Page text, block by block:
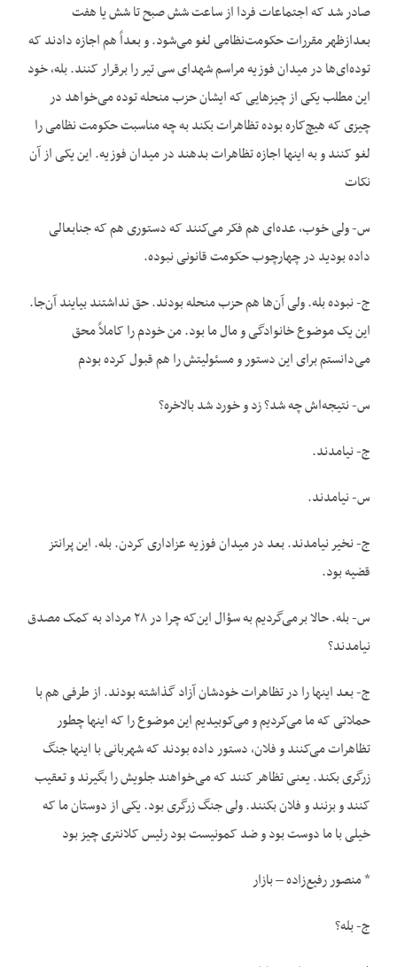
صادر شد که اجتماعات فردا از ساعت شش صبح تا شش یا هفت
بعدازظهر مقررات حکومت‌نظامی لغو می‌شود. و بعداً هم اجازه دادند که
توده‌ای‌ها در میدان فوزیه مراسم شهدای سی تیر را برقرار کنند. بله، خود
این مطلب یکی از چیزهایی که ایشان حزب منحله توده می‌خواهد در
چیزی که هیچ‌کاره بوده تظاهرات بکند به چه مناسبت حکومت نظامی را
لغو کنند و به اینها اجازه تظاهرات بدهند در میدان فوزیه. این یکی از آن
نکات
س- ولی خوب، عده‌ای هم فکر می‌کنند که دستوری هم که جنابعالی
داده بودید در چهارچوب حکومت قانونی نبوده.
ج- نبوده بله. ولی آن‌ها هم حزب منحله بودند. حق نداشتند بیایند آن‌جا.
این یک موضوع خانوادگی و مال ما بود. من خودم را کاملاً محق
می‌دانستم برای این دستور و مسئولیتش را هم قبول کرده بودم
س- نتیجه‌اش چه شد؟ زد و خورد شد بالاخره؟
ج- نیامدند.
س- نیامدند.
ج- نخیر نیامدند. بعد در میدان فوزیه عزاداری کردن. بله. این پرانتز
قضیه بود.
س- بله. حالا برمی‌گردیم به سؤال این‌که چرا در ۲۸ مرداد به کمک مصدق
نیامدند؟
ج- بعد اینها را در تظاهرات خودشان آزاد گذاشته بودند. از طرفی هم با
حملاتی که ما می‌کردیم و می‌کوبیدیم این موضوع را که اینها چطور
تظاهرات می‌کنند و فلان، دستور داده بودند که شهربانی با اینها جنگ
زرگری بکند. یعنی تظاهر کنند که می‌خواهند جلویش را بگیرند و تعقیب
کنند و بزنند و فلان بکنند. ولی جنگ زرگری بود. یکی از دوستان ما که
خیلی با ما دوست بود و ضد کمونیست بود رئیس کلانتری چیز بود
* منصور رفیع‌زاده – بازار
ج- بله؟